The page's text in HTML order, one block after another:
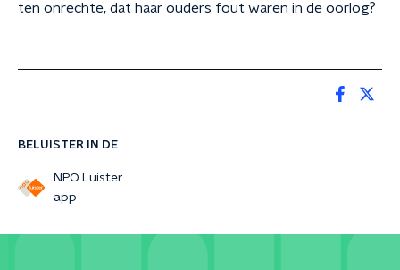
BELUISTER IN DE
NPO Luister
app
ten onrechte, dat haar ouders fout waren in de oorlog?